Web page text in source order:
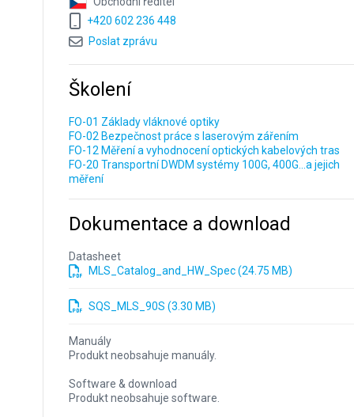
+420 602 236 448
Poslat zprávu
Školení
FO-01 Základy vláknové optiky
FO-02 Bezpečnost práce s laserovým zářením
FO-12 Měření a vyhodnocení optických kabelových tras
FO-20 Transportní DWDM systémy 100G, 400G...a jejich
měření
Dokumentace a download
Datasheet
MLS_Catalog_and_HW_Spec (24.75 MB)
SQS_MLS_90S (3.30 MB)
Manuály
Produkt neobsahuje manuály.
Software & download
Produkt neobsahuje software.